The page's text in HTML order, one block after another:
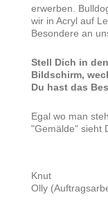
erwerben.
wir in Acryl auf
Besondere an
Stell Dich in
Bildschirm,
Du hast das
Egal wo man
"Gemälde" sieht
Knut
Olly